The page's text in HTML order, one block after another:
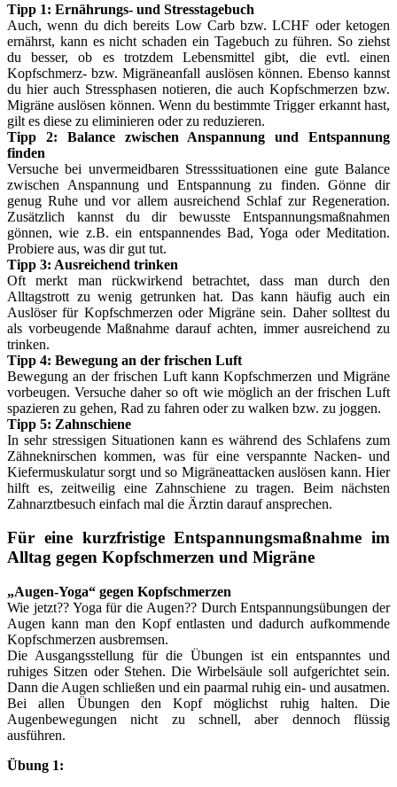
Tipp 1: Ernährungs- und Stresstagebuch
Auch, wenn du dich bereits Low Carb bzw. LCHF oder ketogen
ernährst, kann es nicht schaden ein Tagebuch zu führen. So ziehst
du besser, ob es trotzdem Lebensmittel gibt, die evtl. einen
Kopfschmerz- bzw. Migräneanfall auslösen können. Ebenso kannst
du hier auch Stressphasen notieren, die auch Kopfschmerzen bzw.
Migräne auslösen können. Wenn du bestimmte Trigger erkannt hast,
gilt es diese zu eliminieren oder zu reduzieren.
Tipp 2: Balance zwischen Anspannung und Entspannung
finden
Versuche bei unvermeidbaren Stresssituationen eine gute Balance
zwischen Anspannung und Entspannung zu finden. Gönne dir
genug Ruhe und vor allem ausreichend Schlaf zur Regeneration.
Zusätzlich kannst du dir bewusste Entspannungsmaßnahmen
gönnen, wie z.B. ein entspannendes Bad, Yoga oder Meditation.
Probiere aus, was dir gut tut.
Tipp 3: Ausreichend trinken
Oft merkt man rückwirkend betrachtet, dass man durch den
Alltagstrott zu wenig getrunken hat. Das kann häufig auch ein
Auslöser für Kopfschmerzen oder Migräne sein. Daher solltest du
als vorbeugende Maßnahme darauf achten, immer ausreichend zu
trinken.
Tipp 4: Bewegung an der frischen Luft
Bewegung an der frischen Luft kann Kopfschmerzen und Migräne
vorbeugen. Versuche daher so oft wie möglich an der frischen Luft
spazieren zu gehen, Rad zu fahren oder zu walken bzw. zu joggen.
Tipp 5: Zahnschiene
In sehr stressigen Situationen kann es während des Schlafens zum
Zähneknirschen kommen, was für eine verspannte Nacken- und
Kiefermuskulatur sorgt und so Migräneattacken auslösen kann. Hier
hilft es, zeitweilig eine Zahnschiene zu tragen. Beim nächsten
Zahnarztbesuch einfach mal die Ärztin darauf ansprechen.
Für eine kurzfristige Entspannungsmaßnahme im
Alltag gegen Kopfschmerzen und Migräne
„Augen-Yoga“ gegen Kopfschmerzen
Wie jetzt?? Yoga für die Augen?? Durch Entspannungsübungen der
Augen kann man den Kopf entlasten und dadurch aufkommende
Kopfschmerzen ausbremsen.
Die Ausgangsstellung für die Übungen ist ein entspanntes und
ruhiges Sitzen oder Stehen. Die Wirbelsäule soll aufgerichtet sein.
Dann die Augen schließen und ein paarmal ruhig ein- und ausatmen.
Bei allen Übungen den Kopf möglichst ruhig halten. Die
Augenbewegungen nicht zu schnell, aber dennoch flüssig
ausführen.
Übung 1: